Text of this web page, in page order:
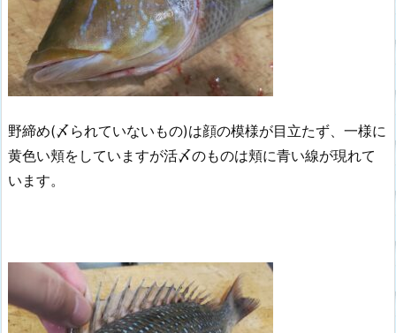
野締め(〆られていないもの)は顔の模様が目立たず、一様に
黄色い頬をしていますが活〆のものは頬に青い線が現れて
います。